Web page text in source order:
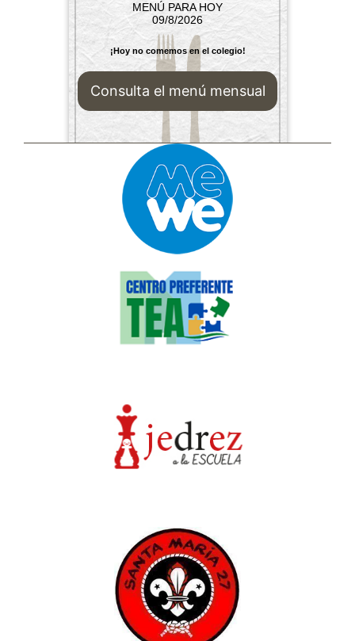
MENÚ PARA HOY
09/8/2026
¡Hoy no comemos en el colegio!
Consulta el menú mensual